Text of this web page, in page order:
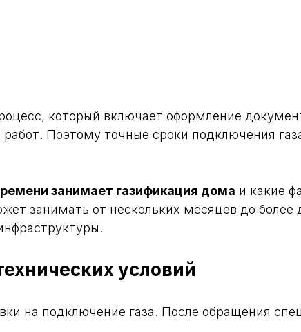
который включает оформление
Поэтому точные сроки подключения
занимает газификация дома и какие
занимать от нескольких месяцев до более
условий
на подключение газа. После обращения